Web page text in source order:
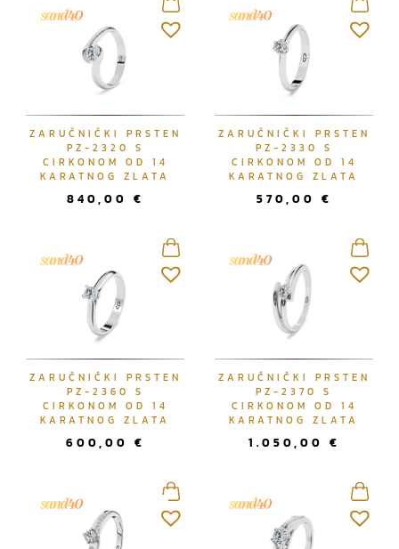
ZARUČNIČKI PRSTEN
PZ-2320 S
CIRKONOM OD 14
KARATNOG ZLATA
840,00 €
ZARUČNIČKI PRSTEN
PZ-2330 S
CIRKONOM OD 14
KARATNOG ZLATA
570,00 €
ZARUČNIČKI PRSTEN
PZ-2360 S
CIRKONOM OD 14
KARATNOG ZLATA
600,00 €
ZARUČNIČKI PRSTEN
PZ-2370 S
CIRKONOM OD 14
KARATNOG ZLATA
1.050,00 €